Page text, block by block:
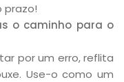
prazo!
o caminho para o
por um erro, reflita
Use-o como um